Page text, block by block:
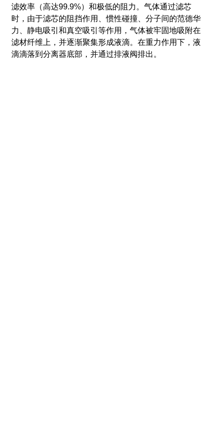
滤效率（高达99.9%）和极低的阻力。气体通过滤芯
时，由于滤芯的阻挡作用、惯性碰撞、分子间的范德华
力、静电吸引和真空吸引等作用，气体被牢固地吸附在
滤材纤维上，并逐渐聚集形成液滴。在重力作用下，液
滴滴落到分离器底部，并通过排液阀排出。